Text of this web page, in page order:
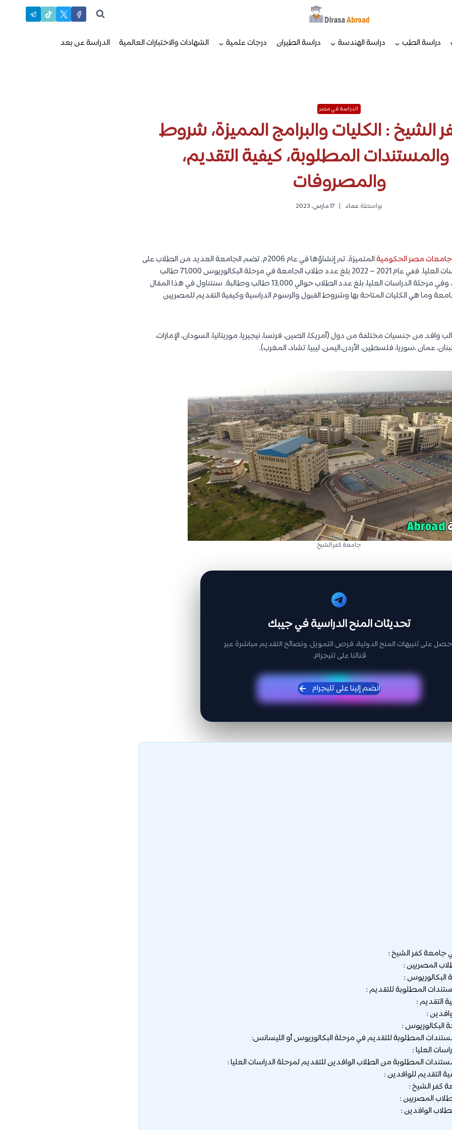
دراسة الطب دراسة الهندسة دراسة الطيران درجات علمية الشهادات والاختبارات العالمية الدراسة عن بعد
الدراسة في مصر
الشيخ : الكليات والبرامج المميزة، شروط
والمستندات المطلوبة، كيفية التقديم،
والمصروفات
بواسطة عماد 17 مارس، 2023
جامعات مصر الحكومية
المتميزة. تم إنشاؤها في عام 2006م. تضم الجامعة العديد من الطلاب على
مستوى البكالوريوس والدراسات العليا. ففي عام 2021 – 2022 بلغ عدد طلاب الجامعة في مرحلة البكالوريوس 71,000 طالب
وطالبة موزعين على 19 كلية، وفي مرحلة الدراسات العليا، بلغ عدد الطلاب حوالي 13,000 طالب وطالبة. سنتناول في هذا المقال
وما هي الكليات المتاحة بها وشروط القبول والرسوم الدراسية وكيفية التقديم للمصريين
في الجامعة 1,300 طالب وافد من جنسيات مختلفة من دول (أمريكا، الصين، فرنسا، نيجيريا، موريتانيا، السودان، الإمارات،
عمان ،سوريا، فلسطين، الأردن،اليمن، ليبيا، تشاد، المغرب).
جامعة كفر الشيخ
تحديثات المنح الدراسية في جيبك
على تنبيهات المنح الدولية، فرص التمويل، ونصائح التقديم مباشرة عبر
قناتنا على تليجرام.
انضم إلينا على تليجرام
كفر الشيخ :
المصريين :
البكالوريوس :
المطلوبة للتقديم :
التقديم :
:
البكالوريوس :
المطلوبة للتقديم في مرحلة البكالوريوس أو الليسانس:
العليا :
المطلوبة من الطلاب الوافدين للتقديم لمرحلة الدراسات العليا :
التقديم للوافدين :
كفر الشيخ :
المصريين :
الوافدين :